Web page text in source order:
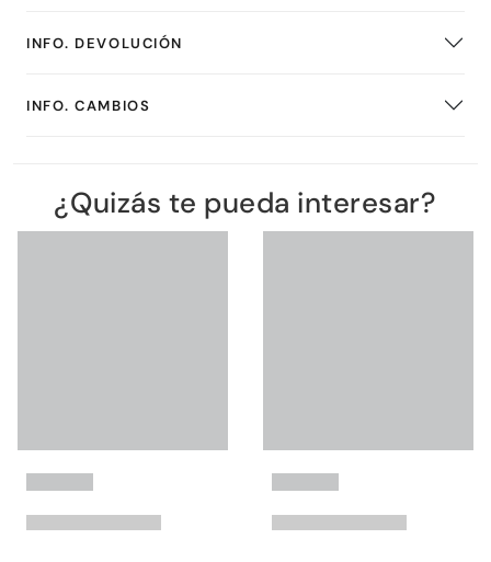
INFO. DEVOLUCIÓN
INFO. CAMBIOS
¿Quizás te pueda interesar?